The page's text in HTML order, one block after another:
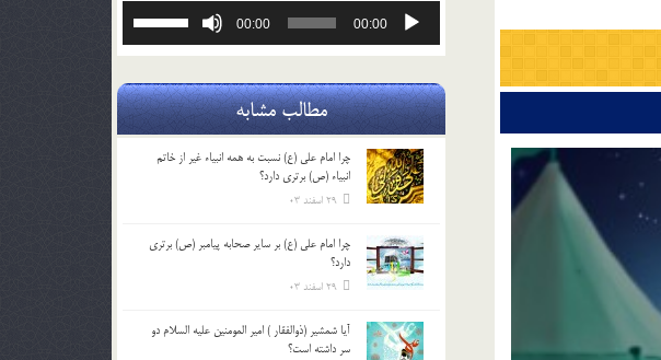
پخش‌کننده
00:00
00:00
یا
صدا
کلیدهای
مطالب مشابه
چرا امام علی (ع) نسبت به همه انبیاء غیر از خاتم
انبیاء (ص) برتری دارد؟
29 اسفند 03
چرا امام علی (ع) بر سایر صحابه پیامبر (ص) برتری
دارد؟
29 اسفند 03
آیا شمشیر (ذوالفقار ) امیر المومنین علیه السلام دو
سر داشته است؟